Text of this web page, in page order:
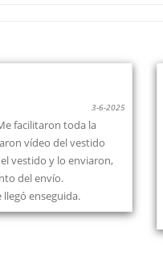
3-6-2025
facilitaron toda la
vídeo del vestido
vestido y lo enviaron,
del envío.
enseguida.